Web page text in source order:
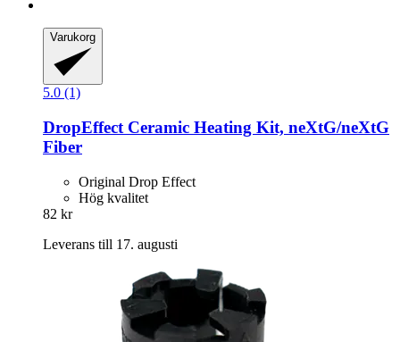
Varukorg
5.0 (1)
DropEffect Ceramic Heating Kit, neXtG/neXtG
Fiber
Original Drop Effect
Hög kvalitet
82 kr
Leverans till 17. augusti